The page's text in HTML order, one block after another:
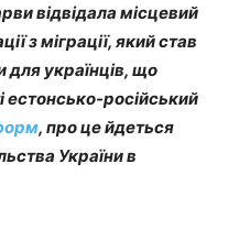
відвідала місцевий
з міграції, який став
українців, що
естонсько-російський
, про це йдеться
України в